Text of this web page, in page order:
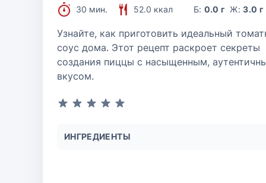
30 мин. 52.0 ккал Б: 0.0 г Ж:3.0 г
Узнайте, как приготовить идеальный
соус дома. Этот рецепт раскроет секреты
создания пиццы с насыщенным,
вкусом.
ИНГРЕДИЕНТЫ